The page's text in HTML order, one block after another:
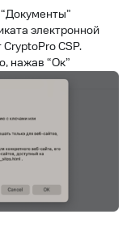
электронной
CSP.
нажав “Ок”